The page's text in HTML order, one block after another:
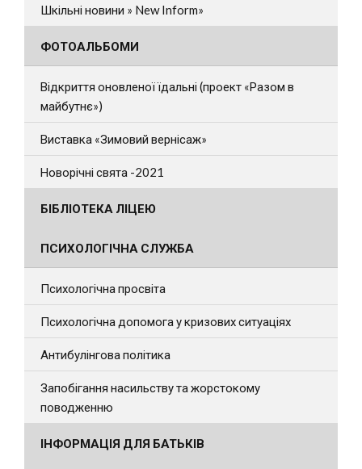
Шкільні новини » New Inform»
ФОТОАЛЬБОМИ
Відкриття оновленої їдальні (проект «Разом в
майбутнє»)
Виставка «Зимовий вернісаж»
Новорічні свята -2021
БІБЛІОТЕКА ЛІЦЕЮ
ПСИХОЛОГІЧНА СЛУЖБА
Психологічна просвіта
Психологічна допомога у кризових ситуаціях
Антибулінгова політика
Запобігання насильству та жорстокому
поводженню
ІНФОРМАЦІЯ ДЛЯ БАТЬКІВ